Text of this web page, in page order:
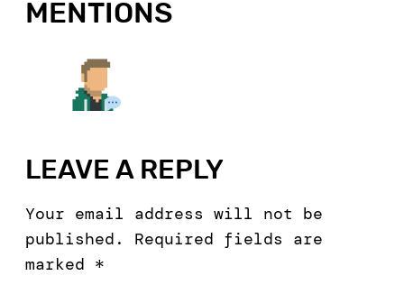
MENTIONS
LEAVE A REPLY
Your email address will not be
published.
Required fields are
marked *